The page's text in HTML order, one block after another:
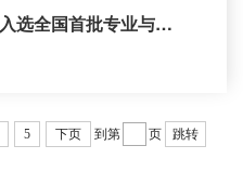
喜报 | 我校入选全国首批专业与标准化教育融合试点
5 下页 到第 页 跳转